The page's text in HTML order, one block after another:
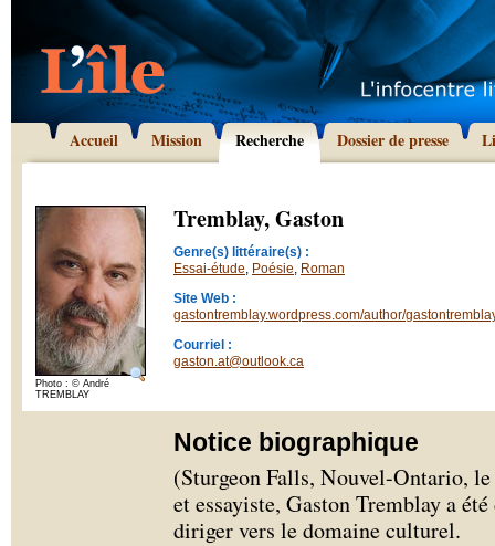
Accueil Mission Recherche Dossier de presse
Photo : © André
TREMBLAY
Tremblay, Gaston
Genre(s) littéraire(s) :
Essai-étude, Poésie, Roman
Site Web :
gastontremblay.wordpress.com/author/
Courriel :
gaston.at@outlook.ca
Notice biographique
(Sturgeon Falls, Nouvel-Ontario,
et essayiste, Gaston Tremblay a
diriger vers le domaine culturel.